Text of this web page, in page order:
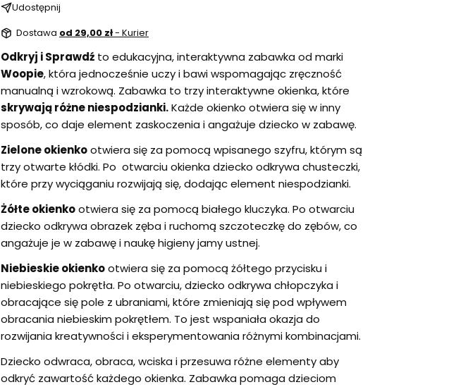
Udostępnij
Dostawa od 29,00 zł- Kurier
Odkryj i Sprawdź to edukacyjna, interaktywna zabawka od marki
Woopie, która jednocześnie uczy i bawi wspomagając zręczność
manualną i wzrokową. Zabawka to trzy interaktywne okienka, które
skrywają różne niespodzianki.Każde okienko otwiera się w inny
sposób, co daje element zaskoczenia i angażuje dziecko w zabawę.
Zielone okienkootwiera się za pomocą wpisanego szyfru, którym są
trzy otwarte kłódki. Po otwarciu okienka dziecko odkrywa chusteczki,
które przy wyciąganiu rozwijają się, dodając element niespodzianki.
Żółte okienkootwiera się za pomocą białego kluczyka. Po otwarciu
dziecko odkrywa obrazek zęba i ruchomą szczoteczkę do zębów, co
angażuje je w zabawę i naukę higieny jamy ustnej.
Niebieskie okienkootwiera się za pomocą żółtego przycisku i
niebieskiego pokrętła. Po otwarciu, dziecko odkrywa chłopczyka i
obracające się pole z ubraniami, które zmieniają się pod wpływem
obracania niebieskim pokrętłem. To jest wspaniała okazja do
rozwijania kreatywności i eksperymentowania różnymi kombinacjami.
Dziecko odwraca, obraca, wciska i przesuwa różne elementy aby
odkryć zawartość każdego okienka. Zabawka pomaga dzieciom